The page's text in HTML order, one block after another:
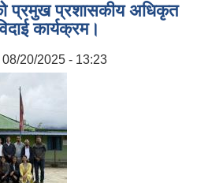
प्रमुख प्रशासकीय अधिकृत
कार्यक्रम।
20/2025 - 13:23